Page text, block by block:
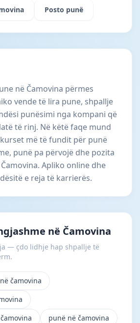
Posto punë
në Čamovina përmes
vende të lira pune, shpallje
punësimi nga kompani që
të rinj. Në këtë faqe mund
më të fundit për punë
punë pa përvojë dhe pozita
Apliko online dhe
e reja të karrierës.
në Čamovina
— çdo lidhje hap shpallje të
čamovina
punë në čamovina